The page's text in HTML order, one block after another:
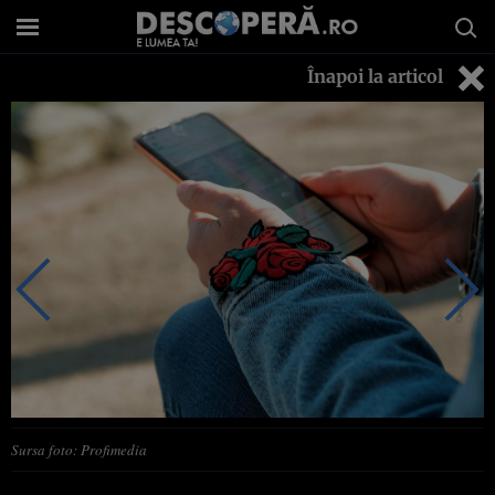
Înapoi la articol
Sursa foto: Profimedia